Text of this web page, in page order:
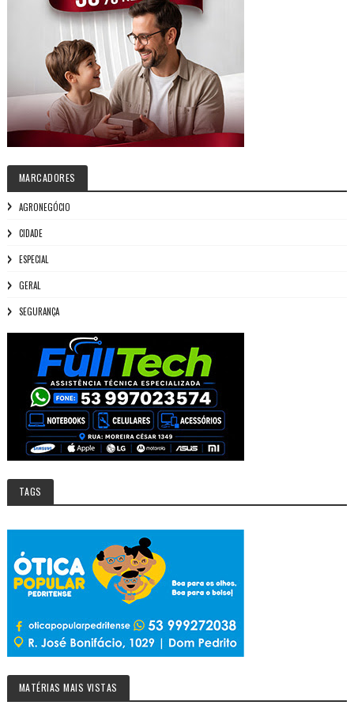
MARCADORES
AGRONEGÓCIO
CIDADE
ESPECIAL
GERAL
SEGURANÇA
TAGS
MATÉRIAS MAIS VISTAS